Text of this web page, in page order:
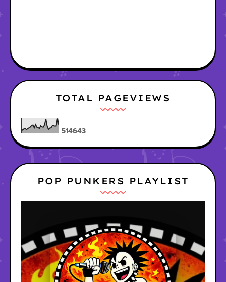
TOTAL PAGEVIEWS
514643
POP PUNKERS PLAYLIST